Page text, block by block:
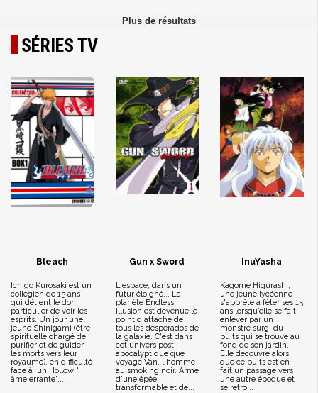
SÉRIES TV
Bleach
Ichigo Kurosaki est un
collégien de 15 ans
qui détient le don
particulier de voir les
esprits. Un jour une
jeune Shinigami (être
spirituelle chargé de
purifier et de guider
les morts vers leur
royaume), en difficulté
face à un Hollow "
âme errante",...
Gun x Sword
L'espace, dans un
futur éloigné... La
planète Endless
Illusion est devenue le
point d'attache de
tous les desperados de
la galaxie. C'est dans
cet univers post-
apocalyptique que
voyage Van, l'homme
au smoking noir. Armé
d'une épée
transformable et de...
InuYasha
Kagome Higurashi,
une jeune lycéenne
s'apprête à fêter ses 15
ans lorsqu’elle se fait
enlever par un
monstre surgi du
puits qui se trouve au
fond de son jardin.
Elle découvre alors
que ce puits est en
fait un passage vers
une autre époque et
se retro...